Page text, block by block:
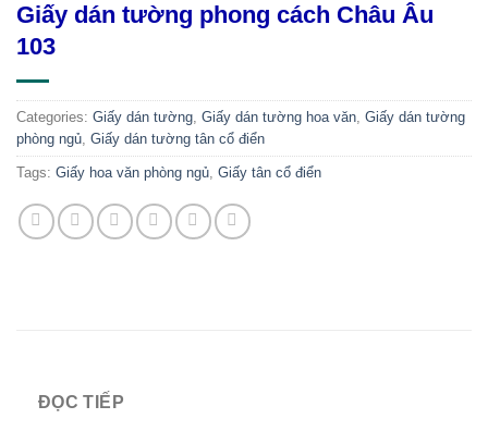
Giấy dán tường phong cách Châu Âu
103
Categories: Giấy dán tường, Giấy dán tường hoa văn, Giấy dán tường
phòng ngủ, Giấy dán tường tân cổ điển
Tags: Giấy hoa văn phòng ngủ, Giấy tân cổ điển
ĐỌC TIẾP